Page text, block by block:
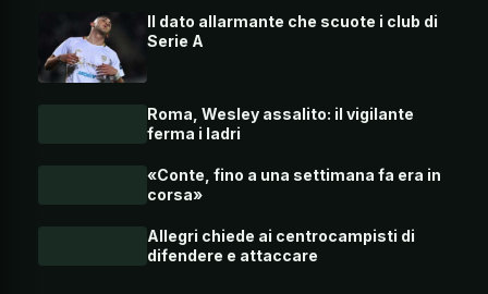
Il dato allarmante che scuote i club di
Serie A
Roma, Wesley assalito: il vigilante
ferma i ladri
«Conte, fino a una settimana fa era in
corsa»
Allegri chiede ai centrocampisti di
difendere e attaccare